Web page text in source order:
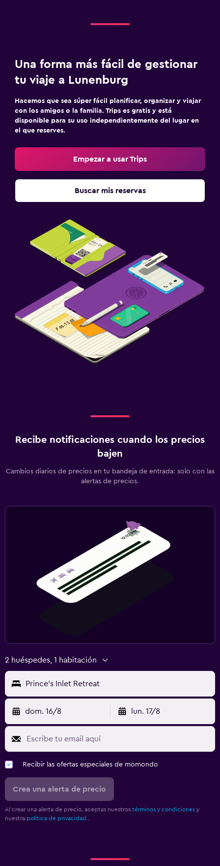
Una forma más fácil de gestionar
tu viaje a Lunenburg
Hacemos que sea súper fácil planificar, organizar y viajar
con los amigos o la familia. Trips es gratis y está
disponible para su uso independientemente del lugar en
el que reserves.
Empezar a usar Trips
Buscar mis reservas
Recibe notificaciones cuando los precios
bajen
Cambios diarios de precios en tu bandeja de entrada: solo con las
alertas de precios.
2 huéspedes, 1 habitación
Prince's Inlet Retreat
dom. 16/8 lun. 17/8
Recibir las ofertas especiales de momondo
Crea una alerta de precio
Al crear una alerta de precio, aceptas nuestros términos y condiciones y
nuestra política de privacidad.